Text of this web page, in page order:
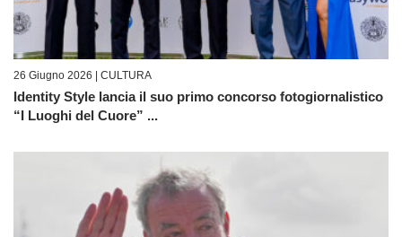
26 Giugno 2026 | CULTURA
Identity Style lancia il suo primo concorso fotogiornalistico
“I Luoghi del Cuore” ...